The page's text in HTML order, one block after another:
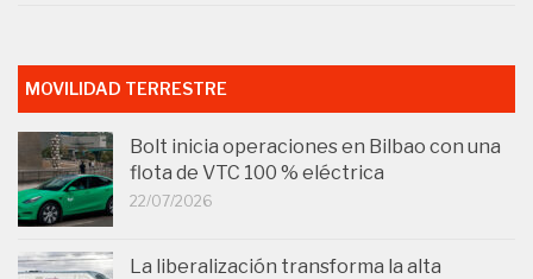
MOVILIDAD TERRESTRE
Bolt inicia operaciones en Bilbao con una
flota de VTC 100 % eléctrica
22/07/2026
La liberalización transforma la alta